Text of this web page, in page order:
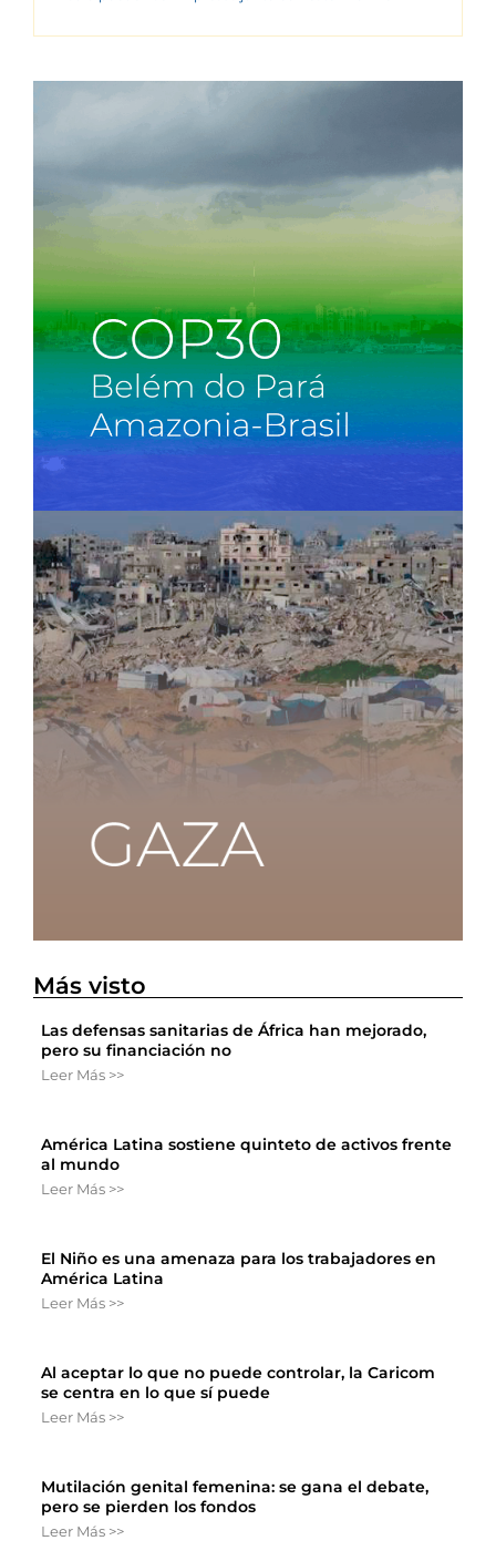
Más visto
Las defensas sanitarias de África han mejorado,
pero su financiación no
Leer Más >>
América Latina sostiene quinteto de activos frente
al mundo
Leer Más >>
El Niño es una amenaza para los trabajadores en
América Latina
Leer Más >>
Al aceptar lo que no puede controlar, la Caricom
se centra en lo que sí puede
Leer Más >>
Mutilación genital femenina: se gana el debate,
pero se pierden los fondos
Leer Más >>